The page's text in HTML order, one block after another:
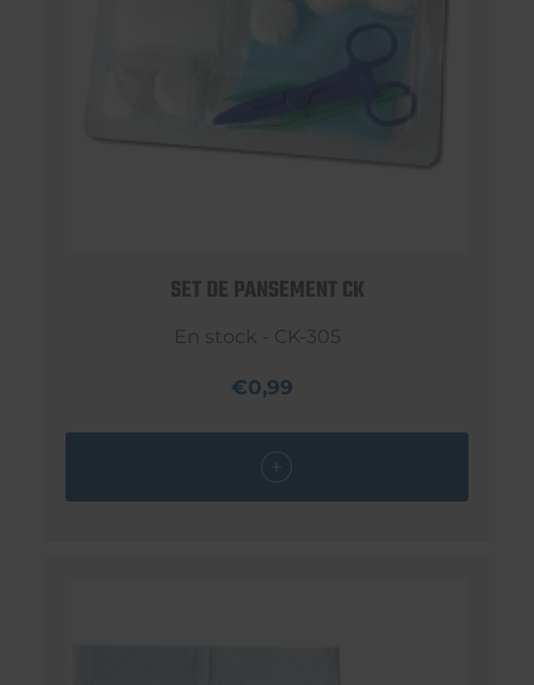
SET DE PANSEMENT CK
En stock - CK-305
€0,99